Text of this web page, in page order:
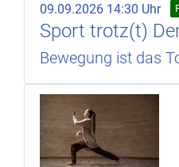
09.09.2026 14:30 Uhr
Sport trotz(t)
Bewegung ist das